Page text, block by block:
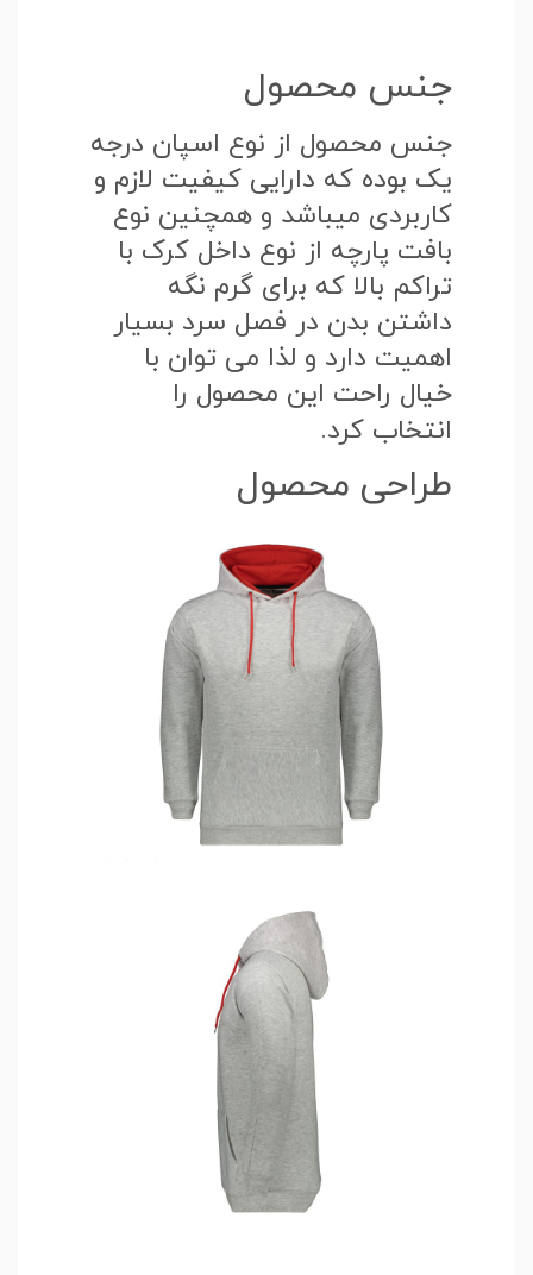
جنس محصول
جنس محصول از نوع اسپان درجه
یک بوده که دارایی کیفیت لازم و
کاربردی میباشد و همچنین نوع
بافت پارچه از نوع داخل کرک با
تراکم بالا که برای گرم نگه
داشتن بدن در فصل سرد بسیار
اهمیت دارد و لذا می توان با
خیال راحت این محصول را
انتخاب کرد.
طراحی محصول